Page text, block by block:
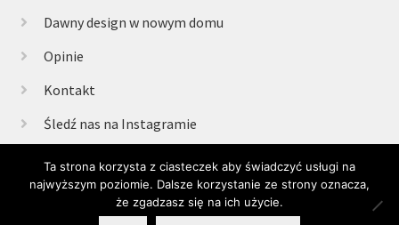
Dawny design w nowym domu
Opinie
Kontakt
Śledź nas na Instagramie
© Retrogabinet 2025
Ta strona korzysta z ciasteczek aby świadczyć usługi na
najwyższym poziomie. Dalsze korzystanie ze strony oznacza,
że zgadzasz się na ich użycie.